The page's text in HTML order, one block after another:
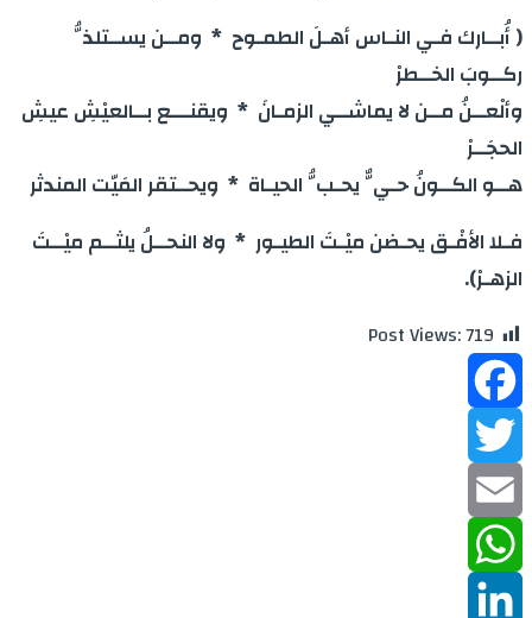
( أُبــارك فـي النـاس أهـلَ الطمـوح * ومــن يســتلذُّ
ركــوبَ الخــطرْ
وألْعــنُ مــن لا يماشــي الزمـانَ * ويقنـــع بــالعيْشِ عيشِ
الحجَــرْ
هــو الكــونُ حـيٌّ يحـبُّ الحيـاة * ويحــتقر المَيّت المندثر
فـلا الأفْـق يحـضن ميْـتَ الطيـور * ولا النحــلُ يلثــم ميْــتَ
الزهـرْ).
Post Views:719
Facebook
Twitter
Email
WhatsApp